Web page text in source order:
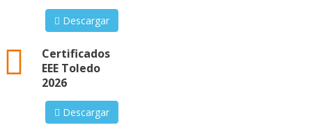
Descargar
Certificados
EEE Toledo
2026
xml
Descargar